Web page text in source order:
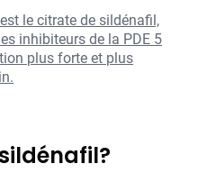
le citrate de sildénafil,
inhibiteurs de la PDE 5
plus forte et plus